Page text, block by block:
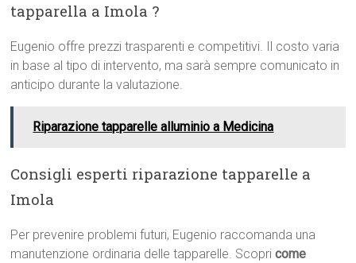
tapparella a Imola ?
Eugenio offre prezzi trasparenti e competitivi. Il costo varia
in base al tipo di intervento, ma sarà sempre comunicato in
anticipo durante la valutazione.
Riparazione tapparelle alluminio a Medicina
Consigli esperti riparazione tapparelle a
Imola
Per prevenire problemi futuri, Eugenio raccomanda una
manutenzione ordinaria delle tapparelle. Scopricome